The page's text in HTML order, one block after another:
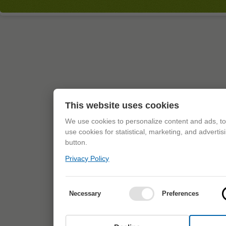
This website uses cookies
We use cookies to personalize content and ads,
use cookies for statistical, marketing, and
button.
Privacy Policy
Necessary Preferences